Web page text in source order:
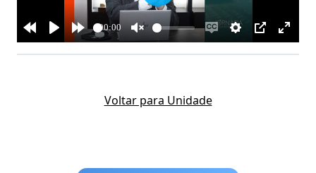
Voltar para Unidade